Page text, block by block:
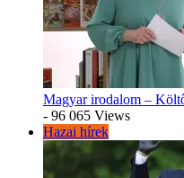
Magyar irodalom –
- 96 065 Views
Hazai hírek